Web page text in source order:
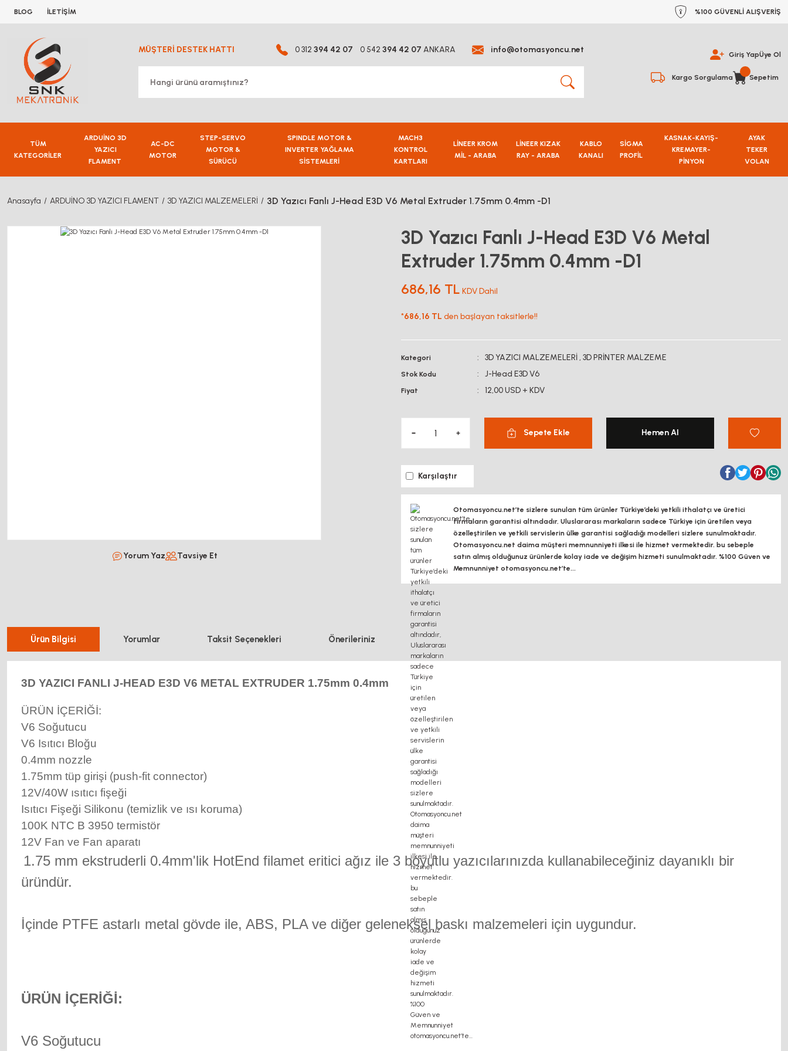
BLOG İLETİŞİM %100 GÜVENLİ ALIŞVERİŞ
MÜŞTERİ DESTEK HATTI 0 312 394 42 07 0 542 394 42 07 ANKARA info@otomasyoncu.net Giriş YapÜye Ol
Kargo Sorgulama Sepetim
TÜM
KATEGORİLER
ARDUİNO 3D
YAZICI
FLAMENT
AC-DC
MOTOR
STEP-SERVO
MOTOR &
SÜRÜCÜ
SPINDLE MOTOR &
INVERTER YAĞLAMA
SİSTEMLERİ
MACH3
KONTROL
KARTLARI
LİNEER KROM
MİL - ARABA
LİNEER KIZAK
RAY - ARABA
KABLO
KANALI
SİGMA
PROFİL
KASNAK-KAYIŞ-
KREMAYER-
PİNYON
AYAK
TEKER
VOLAN
Anasayfa ARDUİNO 3D YAZICI FLAMENT 3D YAZICI MALZEMELERİ 3D Yazıcı Fanlı J-Head E3D V6 Metal Extruder 1.75mm 0.4mm -D1
Yorum Yaz Tavsiye Et
3D Yazıcı Fanlı J-Head E3D V6 Metal
Extruder 1.75mm 0.4mm -D1
686,16 TL KDV Dahil
*686,16 TL den başlayan taksitlerle!!
Kategori 3D YAZICI MALZEMELERİ , 3D PRİNTER MALZEME
Stok Kodu J-Head E3D V6
Fiyat 12,00 USD + KDV
Sepete Ekle Hemen Al
Karşılaştır
Otomasyoncu.net’te sizlere sunulan tüm ürünler Türkiye’deki yetkili ithalatçı ve üretici
firmaların garantisi altındadır, Uluslararası markaların sadece Türkiye için üretilen veya
özelleştirilen ve yetkili servislerin ülke garantisi sağladığı modelleri sizlere sunulmaktadır.
Otomasyoncu.net daima müşteri memnunniyeti ilkesi ile hizmet vermektedir. bu sebeple
satın almış olduğunuz ürünlerde kolay iade ve değişim hizmeti sunulmaktadır. %100 Güven ve
Memnunniyet otomasyoncu.net’te...
Ürün Bilgisi Yorumlar Taksit Seçenekleri Önerileriniz
3D YAZICI FANLI J-HEAD E3D V6 METAL EXTRUDER 1.75mm 0.4mm
ÜRÜN İÇERİĞİ:
V6 Soğutucu
V6 Isıtıcı Bloğu
0.4mm nozzle
1.75mm tüp girişi (push-fit connector)
12V/40W ısıtıcı fişeği
Isıtıcı Fişeği Silikonu (temizlik ve ısı koruma)
100K NTC B 3950 termistör
12V Fan ve Fan aparatı
1.75 mm ekstruderli 0.4mm'lik HotEnd filamet eritici ağız ile 3 boyutlu yazıcılarınızda kullanabileceğiniz dayanıklı bir
üründür.
İçinde PTFE astarlı metal gövde ile, ABS, PLA ve diğer geleneksel baskı malzemeleri için uygundur.
ÜRÜN İÇERİĞİ:
V6 Soğutucu